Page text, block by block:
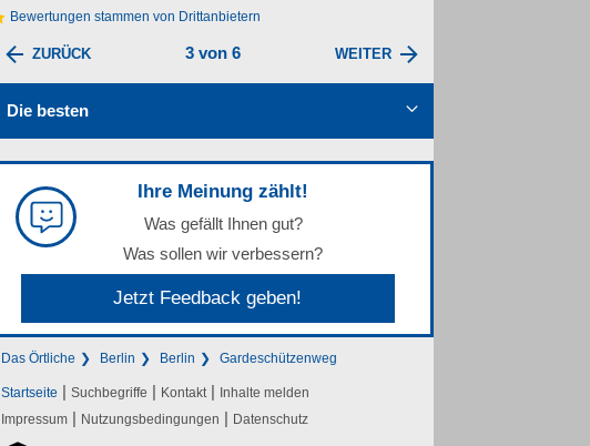
Bewertungen stammen von Drittanbietern
ZURÜCK 3 von 6 WEITER
Die besten
Ihre Meinung zählt!
Was gefällt Ihnen gut?
Was sollen wir verbessern?
Jetzt Feedback geben!
Das Örtliche Berlin Berlin Gardeschützenweg
Startseite | Suchbegriffe | Kontakt | Inhalte melden
Impressum | Nutzungsbedingungen | Datenschutz